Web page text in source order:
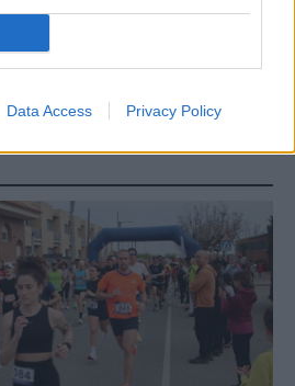
Data Access Privacy Policy
Carrega més